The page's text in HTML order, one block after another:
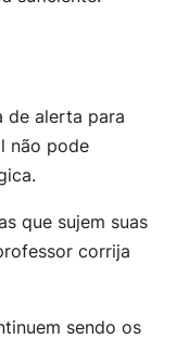
de alerta para
não pode
que sujem suas
corrija
sendo os